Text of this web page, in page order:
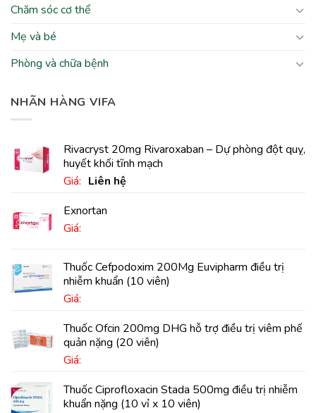
Chăm sóc cơ thể
Mẹ và bé
Phòng và chữa bệnh
NHÃN HÀNG VIFA
Rivacryst 20mg Rivaroxaban – Dự phòng đột quỵ,
huyết khối tĩnh mạch
Giá: Liên hệ
Exnortan
Giá:
Thuốc Cefpodoxim 200Mg Euvipharm điều trị
nhiễm khuẩn (10 viên)
Giá:
Thuốc Ofcin 200mg DHG hỗ trợ điều trị viêm phế
quản nặng (20 viên)
Giá:
Thuốc Ciprofloxacin Stada 500mg điều trị nhiễm
khuẩn nặng (10 vỉ x 10 viên)